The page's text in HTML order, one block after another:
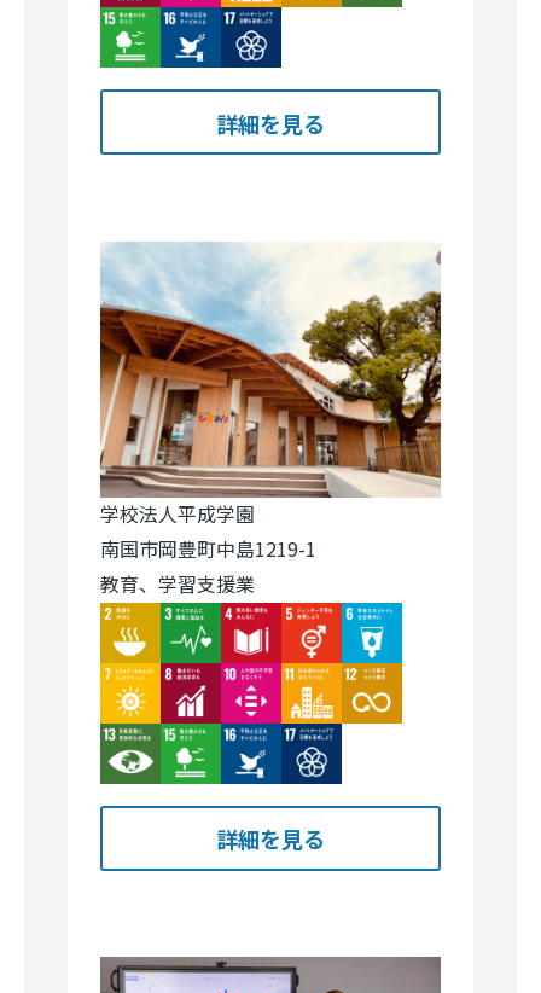
Image Image Image
詳細を見る
学校法人平成学園
南国市岡豊町中島1219-1
教育、学習支援業
Image
Image Image Image Image
Image Image Image Image Image
Image Image Image Image
詳細を見る